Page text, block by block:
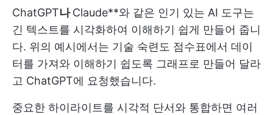
ChatGPT나Claude**와 같은 인기 있는 AI 도구는
긴 텍스트를 시각화하여 이해하기 쉽게 만들어 줍니
다. 위의 예시에서는 기술 숙련도 점수표에서 데이
터를 가져와 이해하기 쉽도록 그래프로 만들어 달라
고 ChatGPT에 요청했습니다.
중요한 하이라이트를 시각적 단서와 통합하면 여러